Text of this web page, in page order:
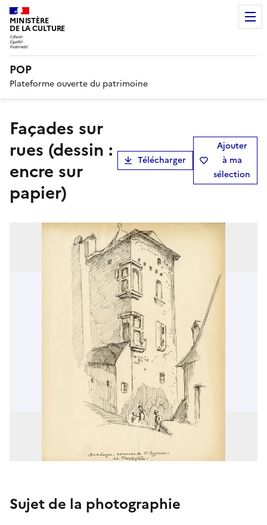
MINISTÈRE
DE LA CULTURE
POP
Plateforme ouverte du patrimoine
façades sur
rues (dessin :
encre sur
papier)
Télécharger
Ajouter
à ma
sélection
Sujet de la photographie